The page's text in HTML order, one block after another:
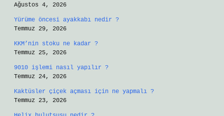
Ağustos 4, 2026
Yürüme öncesi ayakkabı nedir ?
Temmuz 29, 2026
KKM’nin stoku ne kadar ?
Temmuz 25, 2026
9010 işlemi nasıl yapılır ?
Temmuz 24, 2026
Kaktüsler çiçek açması için ne yapmalı ?
Temmuz 23, 2026